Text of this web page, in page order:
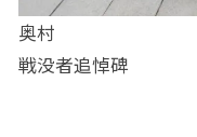
奥村
戦没者追悼碑